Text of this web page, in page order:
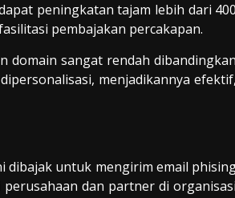
peningkatan tajam lebih dari 400
pembajakan percakapan.
domain sangat rendah dibandingkan
menjadikannya efektif,
dibajak untuk mengirim email
dan partner di organisasi